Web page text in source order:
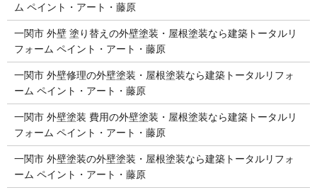
ム ペイント・アート・藤原
一関市 外壁 塗り替えの外壁塗装・屋根塗装なら建築トータルリ
フォーム ペイント・アート・藤原
一関市 外壁修理の外壁塗装・屋根塗装なら建築トータルリフォ
ーム ペイント・アート・藤原
一関市 外壁塗装 費用の外壁塗装・屋根塗装なら建築トータルリ
フォーム ペイント・アート・藤原
一関市 外壁塗装の外壁塗装・屋根塗装なら建築トータルリフォ
ーム ペイント・アート・藤原